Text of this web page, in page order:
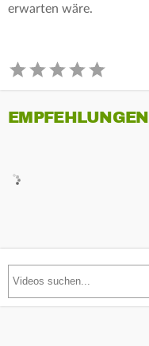
erwarten wäre.
EMPFEHLUNGEN